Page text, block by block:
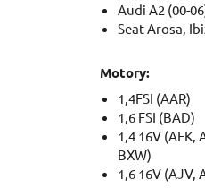
Audi A2 (00-
Seat Arosa,
Motory:
1,4FSI (AAR)
1,6 FSI (BAD)
1,4 16V (AFK,
BXW)
1,6 16V (AJV,